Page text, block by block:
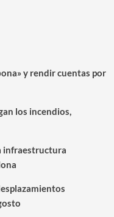
y rendir cuentas por
los incendios,
infraestructura